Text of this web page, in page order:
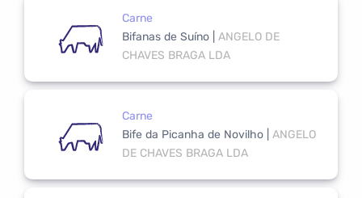
Carne
Bifanas de Suíno
ANGELO DE
CHAVES BRAGA LDA
Carne
Bife da Picanha de Novilho
ANGELO
DE CHAVES BRAGA LDA